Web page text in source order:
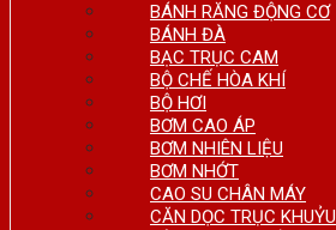
BÁNH RĂNG ĐỘNG CƠ
BÁNH ĐÀ
BẠC TRỤC CAM
BỘ CHẾ HÒA KHÍ
BỘ HƠI
BƠM CAO ÁP
BƠM NHIÊN LIỆU
BƠM NHỚT
CAO SU CHÂN MÁY
CĂN DỌC TRỤC KHUỶU